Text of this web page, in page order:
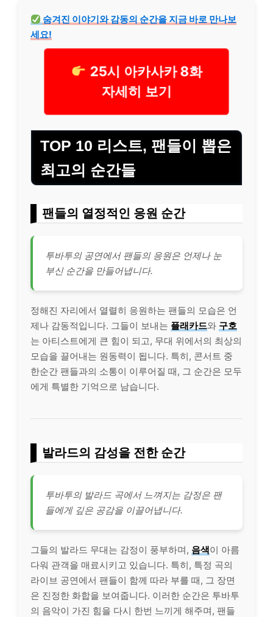
숨겨진 이야기와 감동의 순간을 지금 바로 만나보
세요!
25시 아카사카 8화
자세히 보기
TOP 10 리스트, 팬들이 뽑은
최고의 순간들
팬들의 열정적인 응원 순간
투바투의 공연에서 팬들의 응원은 언제나 눈
부신 순간을 만들어냅니다.
정해진 자리에서 열렬히 응원하는 팬들의 모습은 언
제나 감동적입니다. 그들이 보내는 플래카드와 구호
는 아티스트에게 큰 힘이 되고, 무대 위에서의 최상의
모습을 끌어내는 원동력이 됩니다. 특히, 콘서트 중
한순간 팬들과의 소통이 이루어질 때, 그 순간은 모두
에게 특별한 기억으로 남습니다.
발라드의 감성을 전한 순간
투바투의 발라드 곡에서 느껴지는 감정은 팬
들에게 깊은 공감을 이끌어냅니다.
그들의 발라드 무대는 감정이 풍부하며, 음색이 아름
다워 관객을 매료시키고 있습니다. 특히, 특정 곡의
라이브 공연에서 팬들이 함께 따라 부를 때, 그 장면
은 진정한 화합을 보여줍니다. 이러한 순간은 투바투
의 음악이 가진 힘을 다시 한번 느끼게 해주며, 팬들